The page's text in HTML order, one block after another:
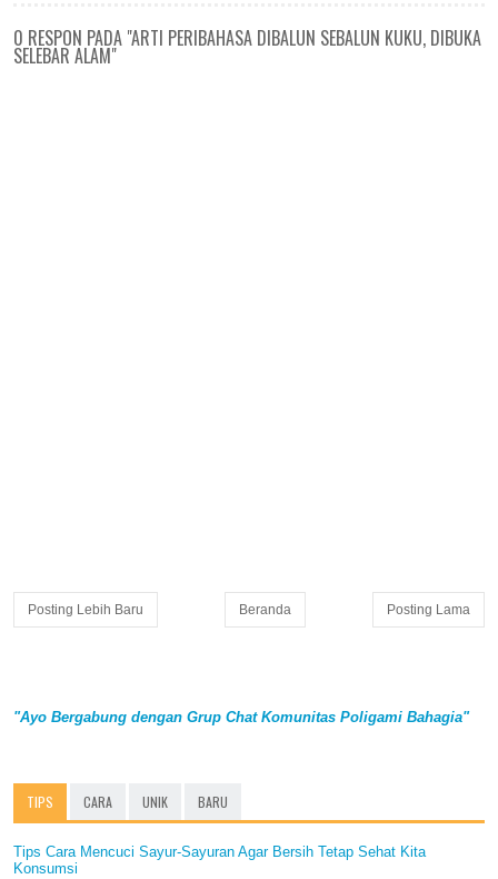
0 RESPON PADA "ARTI PERIBAHASA DIBALUN SEBALUN KUKU, DIBUKA
SELEBAR ALAM"
Posting Lebih Baru Posting Lama
Beranda
"Ayo Bergabung dengan Grup Chat Komunitas Poligami Bahagia"
TIPS CARA UNIK BARU
Tips Cara Mencuci Sayur-Sayuran Agar Bersih Tetap Sehat Kita
Konsumsi